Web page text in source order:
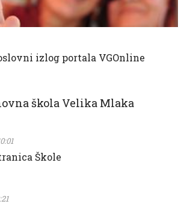
izlog portala VGOnline
škola Velika Mlaka
Škole